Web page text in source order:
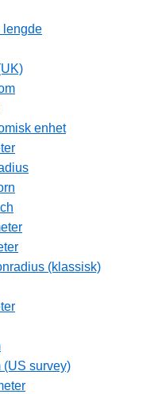
lengde
enhet
(klassisk)
(US survey)